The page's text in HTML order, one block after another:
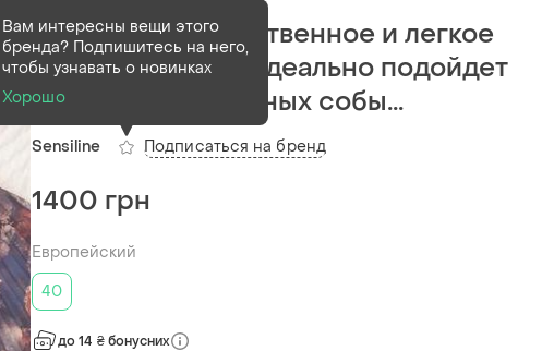
Невероятно женственное и легкое
платье, которое идеально подойдет
как для праздничных собы...
Sensiline
Вам интересны вещи этого
бренда? Подпишитесь на него,
чтобы узнавать о новинках
Хорошо
Подписаться на бренд
1400 грн
Европейский
40
до 14 ₴ бонусних